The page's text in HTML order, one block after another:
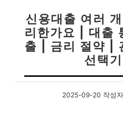
신용대출 여러
리한가요 | 대출
출 | 금리 절약 |
선택
2025-09-20 작성